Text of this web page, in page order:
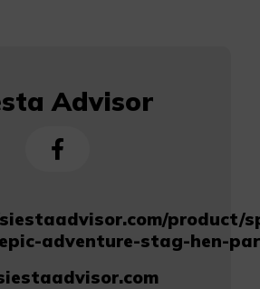
Advisor
product/
adventure-stag-hen-